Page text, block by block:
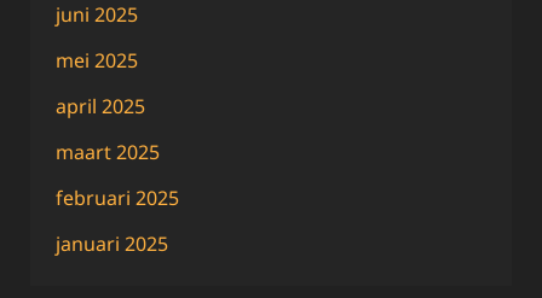
juni 2025
mei 2025
april 2025
maart 2025
februari 2025
januari 2025